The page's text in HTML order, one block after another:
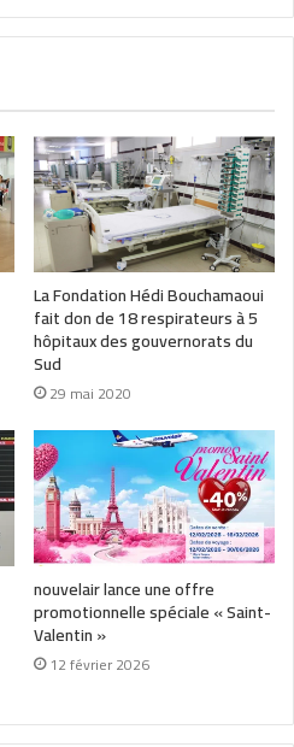
La Fondation Hédi Bouchamaoui
fait don de 18 respirateurs à 5
hôpitaux des gouvernorats du
Sud
29 mai 2020
nouvelair lance une offre
promotionnelle spéciale « Saint-
Valentin »
12 février 2026